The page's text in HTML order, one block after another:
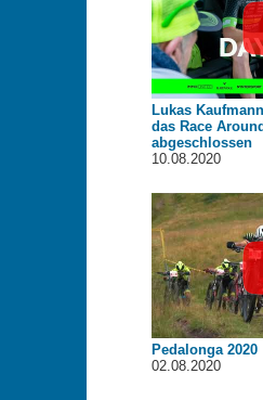
Lukas
das Race
abgeschlossen
10.08.2020
Pedalonga 2020
02.08.2020